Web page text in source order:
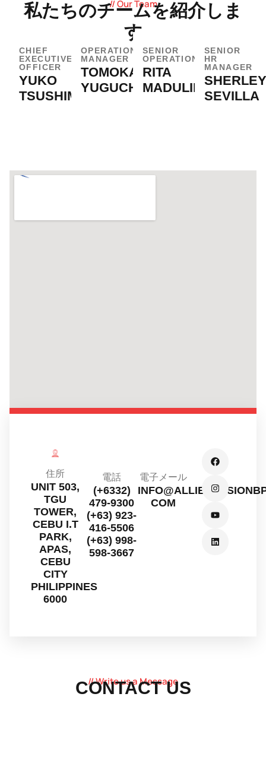
// Our Team
私たちのチームを紹介しま
す
CHIEF
EXECUTIVE
OFFICER
YUKO
TSUSHIMA
OPERATION
MANAGER
TOMOKA
YUGUCHI
SENIOR
OPERATIONS
RITA
MADULID
SENIOR
HR
MANAGER
SHERLEY
SEVILLA
住所
UNIT 503,
TGU
TOWER,
CEBU I.T
PARK,
APAS,
CEBU
CITY
PHILIPPINES
6000
電話
(+6332)
479-9300
(+63) 923-
416-5506
(+63) 998-
598-3667
電子メール
COM
// Write us a Message
CONTACT US